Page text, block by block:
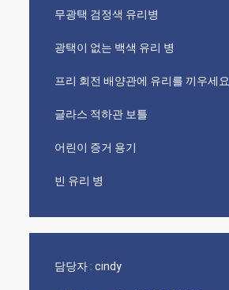
무광택 검정색 유리병
광택이 없는 백색 유리 병
프리 회전 배양관에 유리를 끼우세요
글라스 적하관 보틀
어린이 증거 용기
빈 유리 병
담당자 : cindy